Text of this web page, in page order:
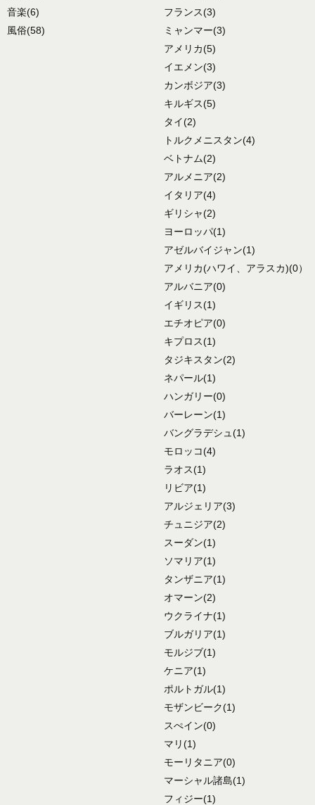
音楽(6)
風俗(58)
フランス(3)
ミャンマー(3)
アメリカ(5)
イエメン(3)
カンボジア(3)
キルギス(5)
タイ(2)
トルクメニスタン(4)
ベトナム(2)
アルメニア(2)
イタリア(4)
ギリシャ(2)
ヨーロッパ(1)
アゼルバイジャン(1)
アメリカ(ハワイ、アラスカ)(0）
アルバニア(0)
イギリス(1)
エチオピア(0)
キプロス(1)
タジキスタン(2)
ネパール(1)
ハンガリー(0)
バーレーン(1)
バングラデシュ (1)
モロッコ(4)
ラオス(1)
リビア(1)
アルジェリア(3)
チュニジア(2)
スーダン(1)
ソマリア(1)
タンザニア(1)
オマーン(2)
ウクライナ(1)
ブルガリア(1)
モルジブ(1)
ケニア(1)
ポルトガル(1)
モザンビーク(1)
スぺイン(0)
マリ(1)
モーリタニア(0)
マーシャル諸島(1)
フィジー(1)